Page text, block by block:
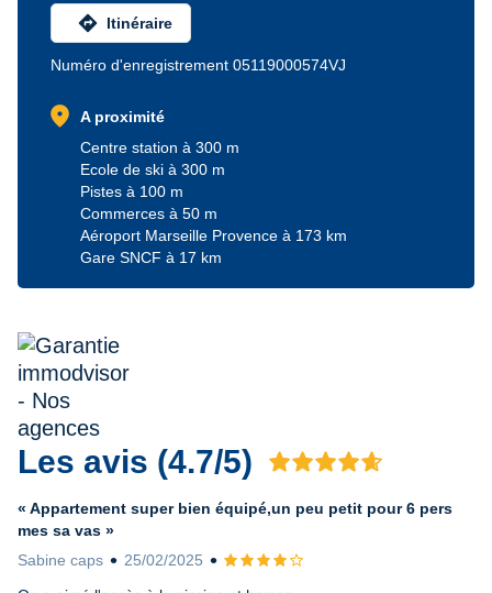
directions Itinéraire
Numéro d'enregistrement 05119000574VJ
location_on
A proximité
Centre station à 300 m
Ecole de ski à 300 m
Pistes à 100 m
Commerces à 50 m
Aéroport Marseille Provence à 173 km
Gare SNCF à 17 km
Les avis (4.7/5) Avis 4.7 sur 5
« Appartement super bien équipé,un peu petit pour 6 pers
mes sa vas »
Sabine caps
25/02/2025
Avis 4 sur 5